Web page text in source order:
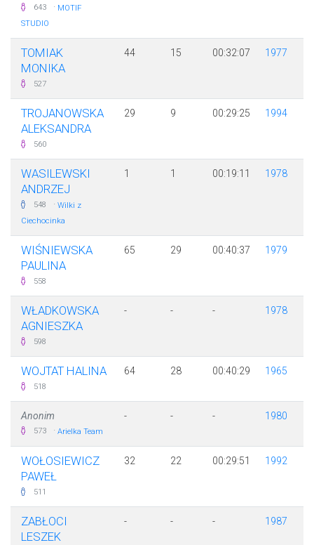
643 · MOTIF
STUDIO
TOMIAK
MONIKA
527
44 15 00:32:07 1977
TROJANOWSKA
ALEKSANDRA
560
29 9 00:29:25 1994
WASILEWSKI
ANDRZEJ
548 · Wilki z
Ciechocinka
1 1 00:19:11 1978
WIŚNIEWSKA
PAULINA
558
65 29 00:40:37 1979
WŁADKOWSKA
AGNIESZKA
598
- - - 1978
WOJTAT HALINA
518
64 28 00:40:29 1965
Anonim
573 · Arielka Team
- - - 1980
WOŁOSIEWICZ
PAWEŁ
511
32 22 00:29:51 1992
ZABŁOCI
LESZEK
- - - 1987